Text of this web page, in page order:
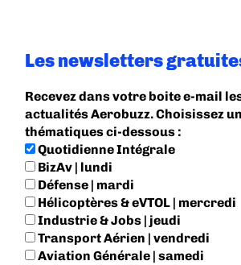
Les newsletters
Recevez dans votre boite e-mail
actualités Aerobuzz. Choisissez
thématiques ci-dessous :
Quotidienne Intégrale
BizAv | lundi
Défense | mardi
Hélicoptères & eVTOL | mercredi
Industrie & Jobs | jeudi
Transport Aérien | vendredi
Aviation Générale | samedi